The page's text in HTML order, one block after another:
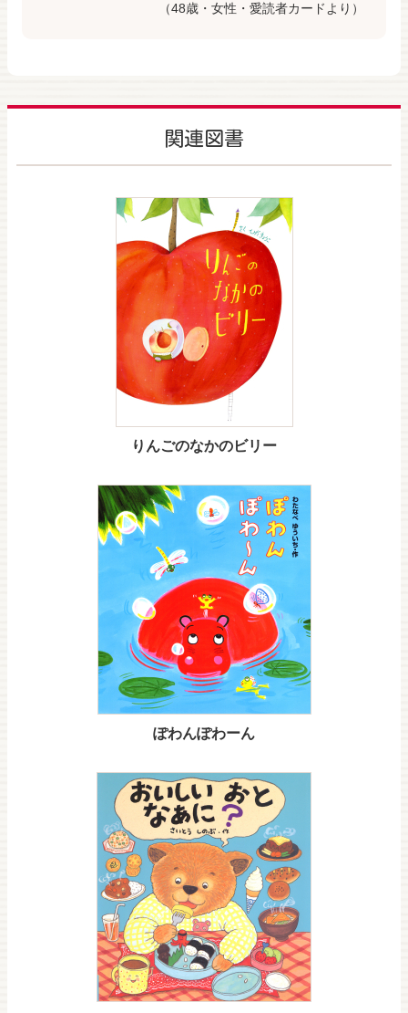
（48歳・女性・愛読者カードより）
関連図書
りんごのなかのビリー
ぽわんぽわーん